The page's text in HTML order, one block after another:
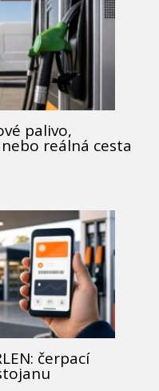
palivo,
reálná cesta
čerpací